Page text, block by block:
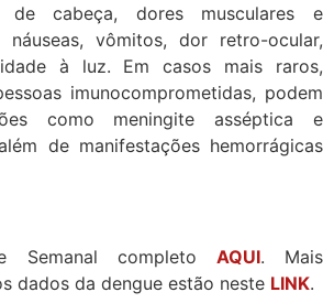
cabeça, dores musculares e
náuseas, vômitos, dor retro-ocular,
à luz. Em casos mais raros,
imunocomprometidas, podem
como meningite asséptica e
de manifestações hemorrágicas
Semanal completo AQUI. Mais
dados da dengue estão neste LINK.